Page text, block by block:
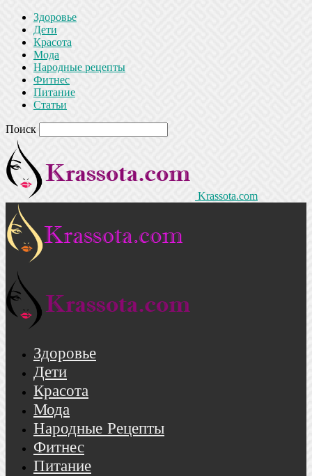
Здоровье
Дети
Красота
Мода
Народные рецепты
Фитнес
Питание
Статьи
Поиск
Krassota.com
Здоровье
Дети
Красота
Мода
Народные Рецепты
Фитнес
Питание